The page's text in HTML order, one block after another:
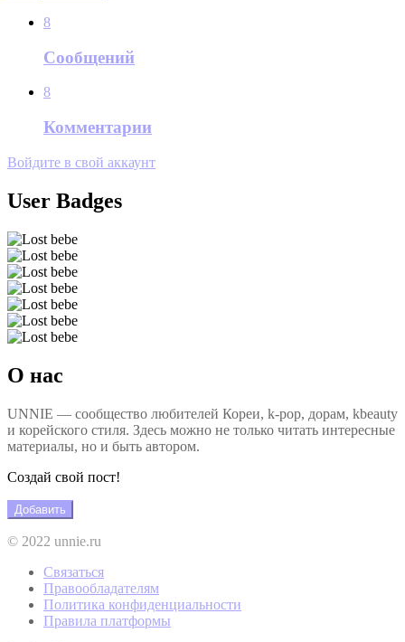
8
Сообщений
8
Комментарии
Войдите в свой аккаунт
User Badges
О нас
UNNIE — сообщество любителей Кореи, k-pop, дорам, kbeauty
и корейского стиля. Здесь можно не только читать интересные
материалы, но и быть автором.
Создай свой пост!
Добавить
© 2022 unnie.ru
Связаться
Правообладателям
Политика конфиденциальности
Правила платформы